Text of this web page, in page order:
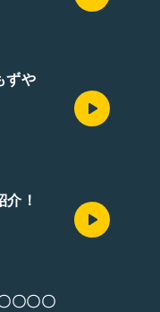
ずや
！
〇〇〇